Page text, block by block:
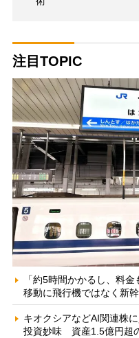
注目TOPIC
「約5時間かかるし、料
移動に飛行機ではなく新
キオクシアなどAI関連株
投資妙味 資産1.5億円超